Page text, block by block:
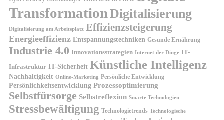
TransformationDigitalisierung
Digitalisierung am Arbeitsplatz Effizienzsteigerung
Energieeffizienz Entspannungstechniken Gesunde Ernährung
Industrie 4.0 Innovationsstrategien Internet der Dinge IT-
Infrastruktur IT-Sicherheit Künstliche Intelligenz
Nachhaltigkeit Online-Marketing Persönliche Entwicklung
Persönlichkeitsentwicklung Prozessoptimierung
Selbstfürsorge Selbstreflexion Smarte Technologien
Stressbewältigung Technologietrends Technologische